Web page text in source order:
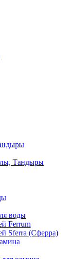
Тандыры
воды
Ferrum
Sferra (Сферра)